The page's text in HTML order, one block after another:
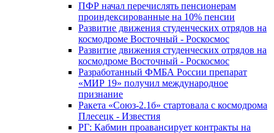
ПФР начал перечислять пенсионерам
проиндексированные на 10% пенсии
Развитие движения студенческих отрядов на
космодроме Восточный - Роскосмос
Развитие движения студенческих отрядов на
космодроме Восточный - Роскосмос
Разработанный ФМБА России препарат
«МИР 19» получил международное
признание
Ракета «Союз-2.1б» стартовала с космодрома
Плесецк - Известия
РГ: Кабмин проавансирует контракты на